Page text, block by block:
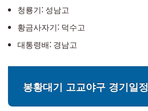
청룡기: 성남고
황금사자기: 덕수고
대통령배: 경남고
봉황대기 고교야구 경기일정